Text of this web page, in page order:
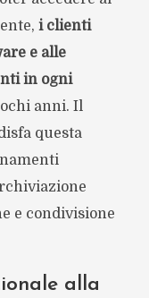
i clienti
e alle
in ogni
anni. Il
questa
e condivisione
alla